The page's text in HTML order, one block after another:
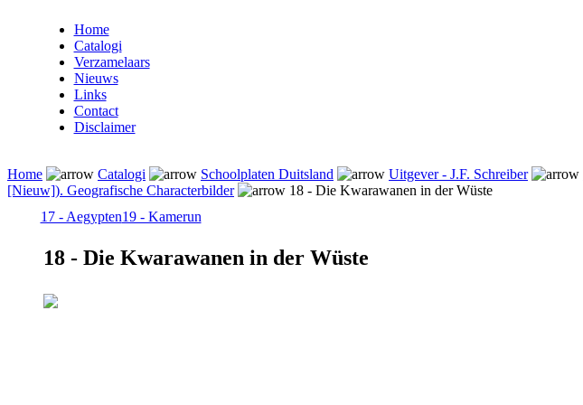
Home
Catalogi
Verzamelaars
Nieuws
Links
Contact
Disclaimer
Home Catalogi Schoolplaten Duitsland Uitgever - J.F. Schreiber
[Nieuw]). Geografische Characterbilder
18 - Die Kwarawanen in der Wüste
17 - Aegypten19 - Kamerun
18 - Die Kwarawanen in der Wüste